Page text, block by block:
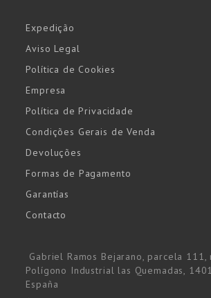
Expedição
Aviso Legal
Política de Cookies
Empresa
Política de Privacidade
Condições Gerais de Venda
Devoluções
Formas de Pagamento
Garantías
Contacto
Gabriel Ramos Bejarano, parcela 111,
Polígono Industrial las Quemadas,
España